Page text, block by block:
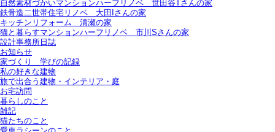
自然素材づかいマンションハーフリノベ＿世田谷Tさんの家
鉄骨造二世帯住宅リノベ＿大田Iさんの家
キッチンリフォーム＿清瀬の家
猫と暮らすマンションハーフリノベ＿市川Sさんの家
設計事務所日誌
お知らせ
家づくり 学びの記録
私の好きな建物
旅で出合う建物・インテリア・庭
お宅訪問
暮らしのこと
雑記
猫たちのこと